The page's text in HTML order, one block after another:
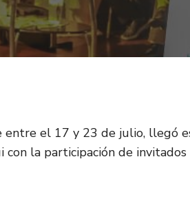
entre el 17 y 23 de julio, llegó
la participación de invitados